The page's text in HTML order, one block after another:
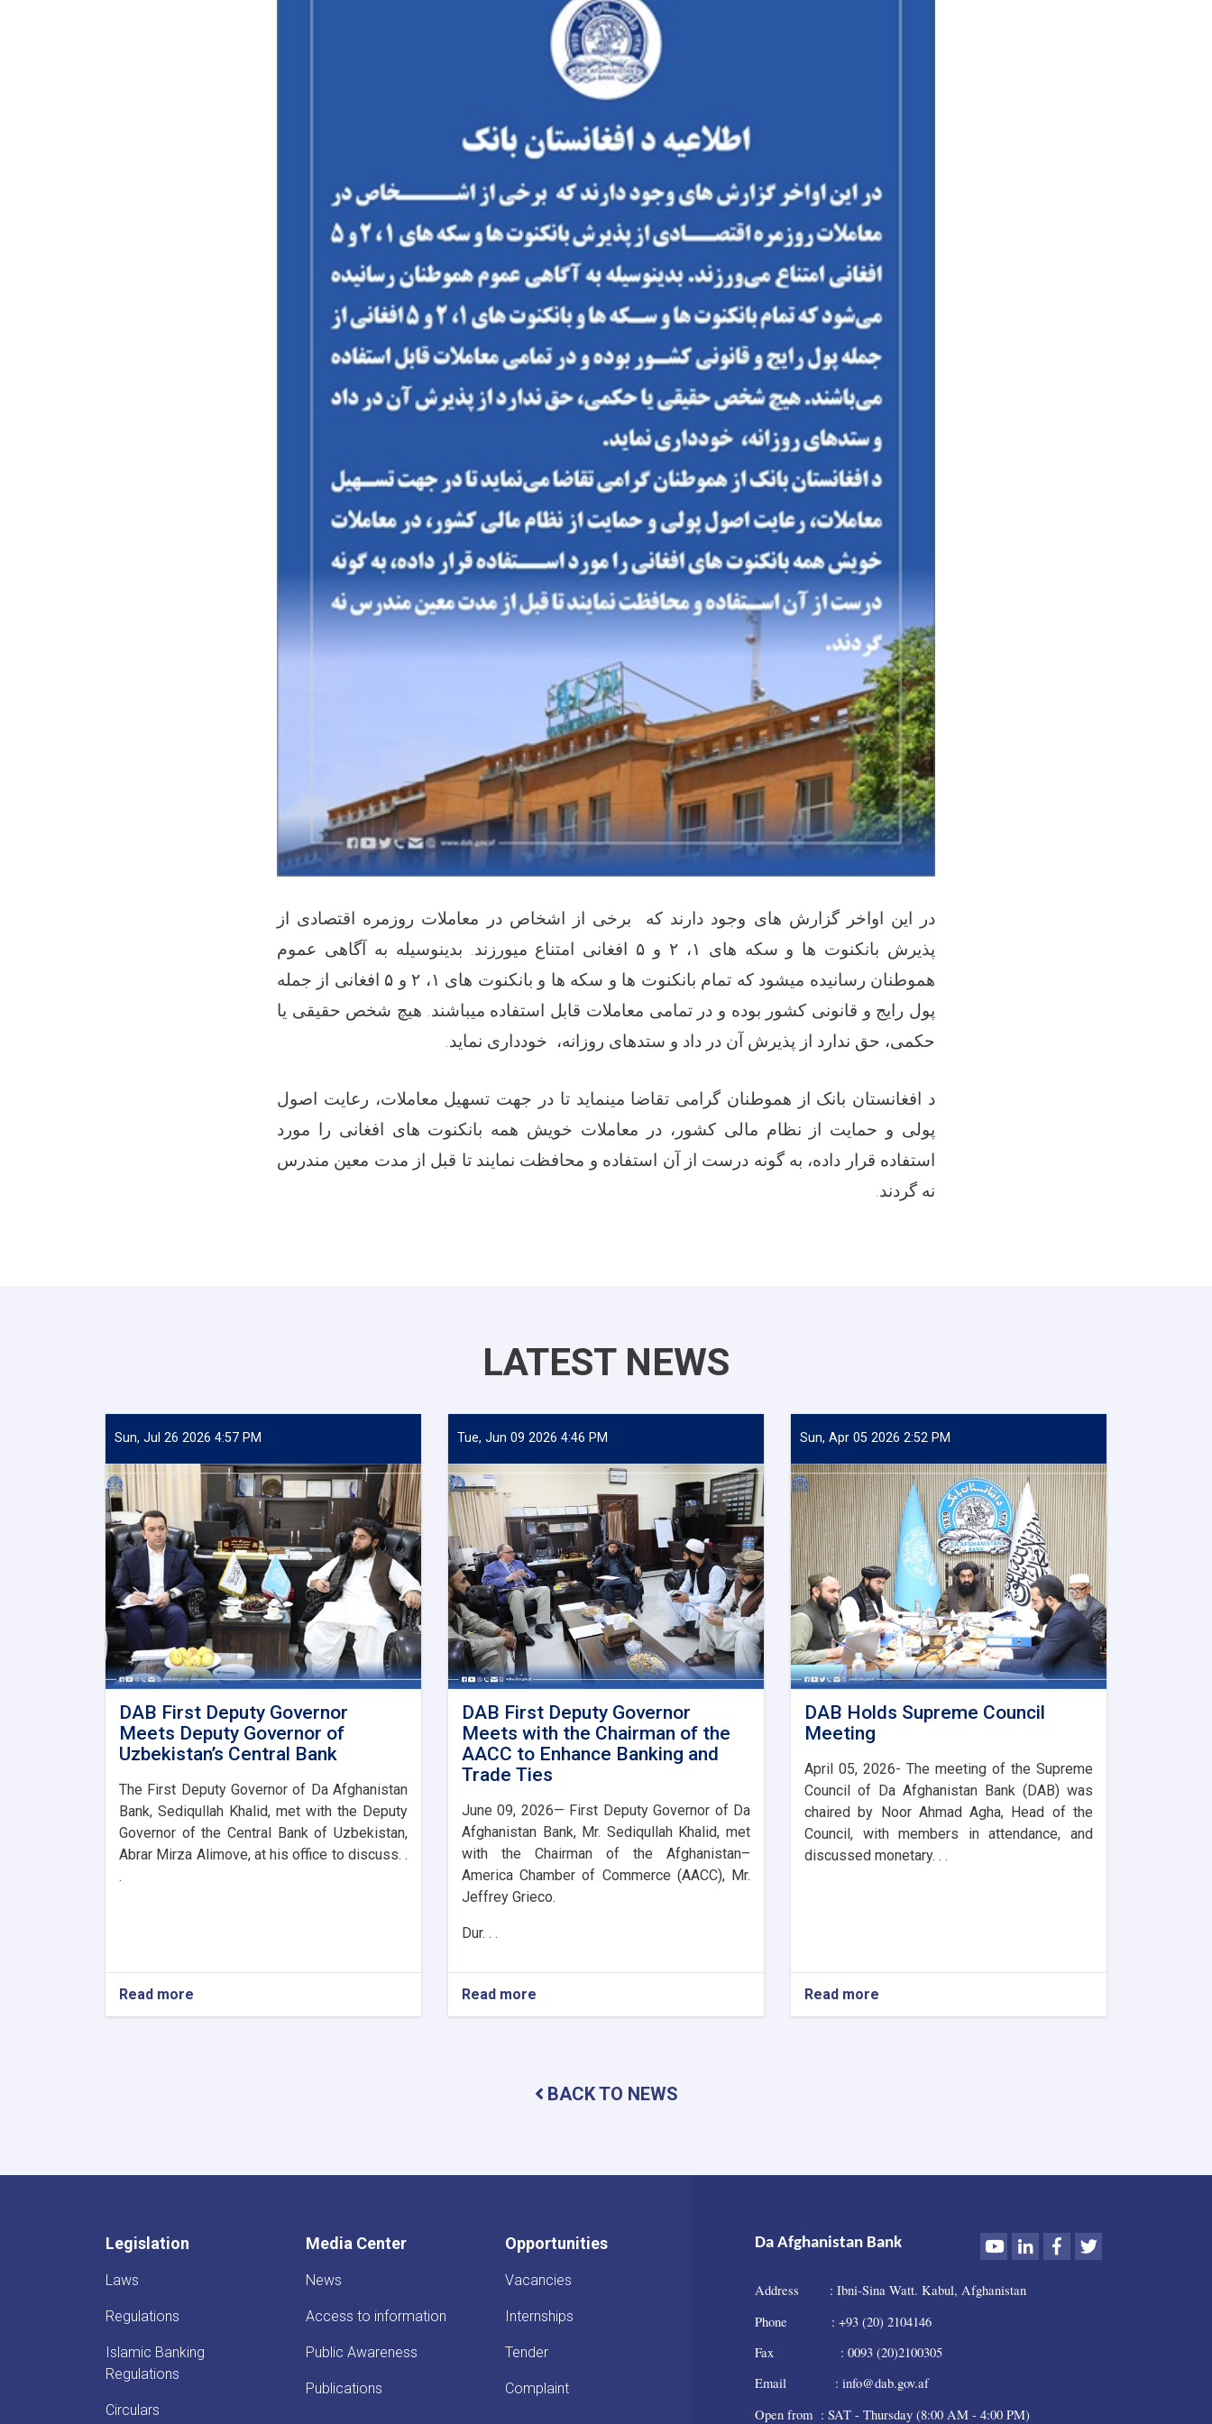
در این اواخر گزارش های وجود دارند که برخی از اشخاص در معاملات روزمره اقتصادی از
پذیرش بانکنوت ها و سکه های ۱،
۲ و ۵ افغانی امتناع میورزند. بدینوسیله به آگاهی عموم
هموطنان رسانیده میشود که تمام بانکنوت ها و سکه ها و بانکنوت های ۱، ۲ و ۵ افغانی از جمله
پول رایج و قانونی کشور بوده و در تمامی معاملات قابل استفاده میباشند. هیچ شخص حقیقی یا
حکمی، حق ندارد از پذیرش آن در داد و ستدهای روزانه، خودداری نماید.
د افغانستان بانک از هموطنان گرامی تقاضا مینماید تا در جهت تسهیل معاملات، رعایت اصول
پولی و حمایت از نظام مالی کشور، در معاملات خویش همه بانکنوت های افغانی را مورد
استفاده قرار داده، به گونه درست از آن استفاده و محافظت نمایند تا قبل از مدت معین مندرس
نه گردند.
LATEST NEWS
Sun, Jul 26 2026 4:57 PM
DAB First Deputy Governor
Meets Deputy Governor of
Uzbekistan’s Central Bank
The First Deputy Governor of Da Afghanistan
Bank, Sediqullah Khalid, met with the Deputy
Governor of the Central Bank of Uzbekistan,
Abrar Mirza Alimove, at his office to discuss. .
.
Read more
DAB
Central
Tue, Jun 09 2026 4:46 PM
DAB First Deputy Governor
Meets with the Chairman of the
AACC to Enhance Banking and
Trade Ties
June 09, 2026— First Deputy Governor of Da
Afghanistan Bank, Mr. Sediqullah Khalid, met
with the Chairman of the Afghanistan–
America Chamber of Commerce (AACC), Mr.
Jeffrey Grieco.
Dur. . .
Read more
DAB
Meets
with
the
Banking
Trade
Sun, Apr 05 2026 2:52 PM
DAB Holds Supreme Council
Meeting
April 05, 2026- The meeting of the Supreme
Council of Da Afghanistan Bank (DAB) was
chaired by Noor Ahmad Agha, Head of the
Council, with members in attendance, and
discussed monetary. . .
Read more
DAB
BACK TO NEWS
Legislation
Laws
Regulations
Islamic Banking
Regulations
Circulars
Media Center
News
Access to information
Public Awareness
Publications
Opportunities
Vacancies
Internships
Tender
Complaint
Da Afghanistan Bank YoutubeLinkedInFacebook
Twitter
Address : Ibni-Sina Watt. Kabul, Afghanistan
Phone : +93 (20) 2104146
Fax : 0093 (20)2100305
Email : info@dab.gov.af
Open from : SAT - Thursday (8:00 AM - 4:00 PM)